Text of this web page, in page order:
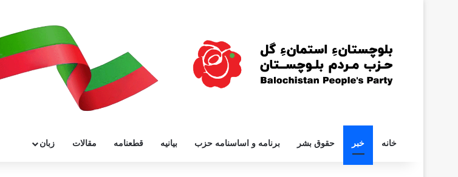
خانه خبر حقوق بشر برنامه و اساسنامه حزب بیانیه قطعنامه مقالات زبان